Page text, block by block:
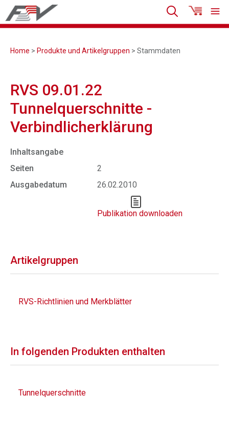
Home > Produkte und Artikelgruppen > Stammdaten
RVS 09.01.22
Tunnelquerschnitte -
Verbindlicherklärung
Inhaltsangabe
Seiten
2
Ausgabedatum
26.02.2010
Publikation downloaden
Artikelgruppen
RVS-Richtlinien und Merkblätter
In folgenden Produkten enthalten
Tunnelquerschnitte